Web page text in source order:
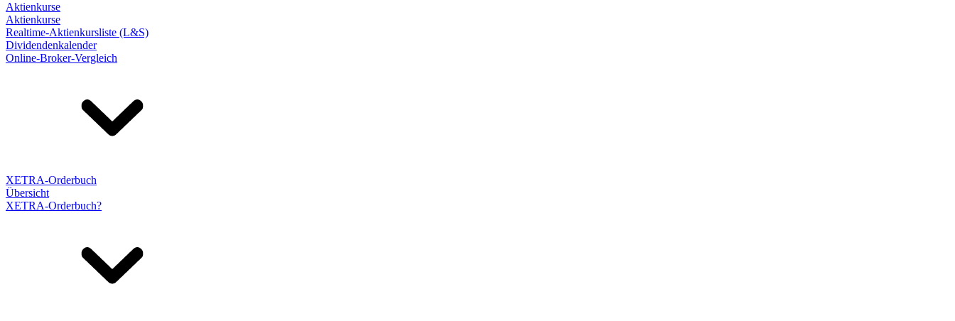
Aktienkurse
Aktienkurse
Realtime-Aktienkursliste (L&S)
Dividendenkalender
Online-Broker-Vergleich
XETRA-Orderbuch
Übersicht
XETRA-Orderbuch?